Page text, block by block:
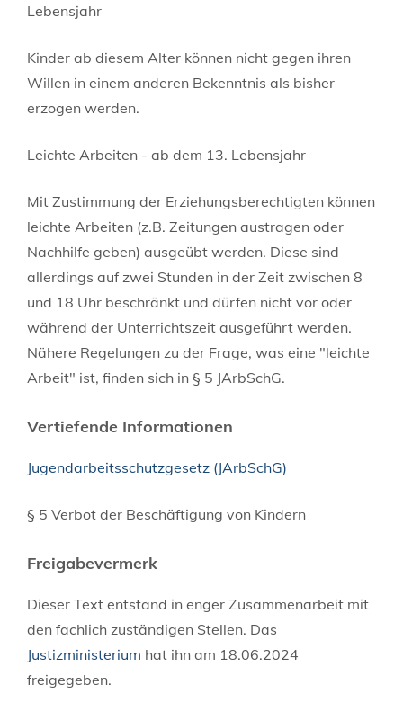
Lebensjahr
Kinder ab diesem Alter können nicht gegen ihren
Willen in einem anderen Bekenntnis als bisher
erzogen werden.
Leichte Arbeiten - ab dem 13. Lebensjahr
Mit Zustimmung der Erziehungsberechtigten können
leichte Arbeiten (z.B. Zeitungen austragen oder
Nachhilfe geben) ausgeübt werden. Diese sind
allerdings auf zwei Stunden in der Zeit zwischen 8
und 18 Uhr beschränkt und dürfen nicht vor oder
während der Unterrichtszeit ausgeführt werden.
Nähere Regelungen zu der Frage, was eine "leichte
Arbeit" ist, finden sich in § 5 JArbSchG.
Vertiefende Informationen
Jugendarbeitsschutzgesetz (JArbSchG)
§ 5 Verbot der Beschäftigung von Kindern
Freigabevermerk
Dieser Text entstand in enger Zusammenarbeit mit
den fachlich zuständigen Stellen. Das
Justizministerium hat ihn am 18.06.2024
freigegeben.